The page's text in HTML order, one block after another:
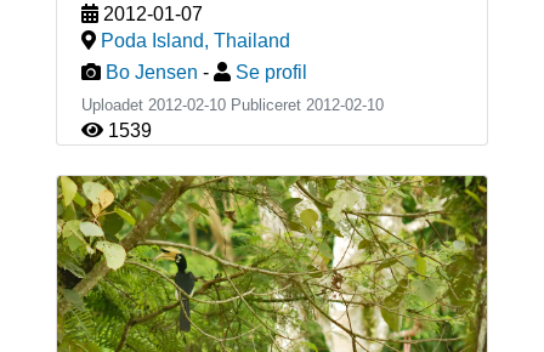
2012-01-07
Poda Island, Thailand
Bo Jensen - Se profil
Uploadet 2012-02-10 Publiceret 2012-02-10
1539